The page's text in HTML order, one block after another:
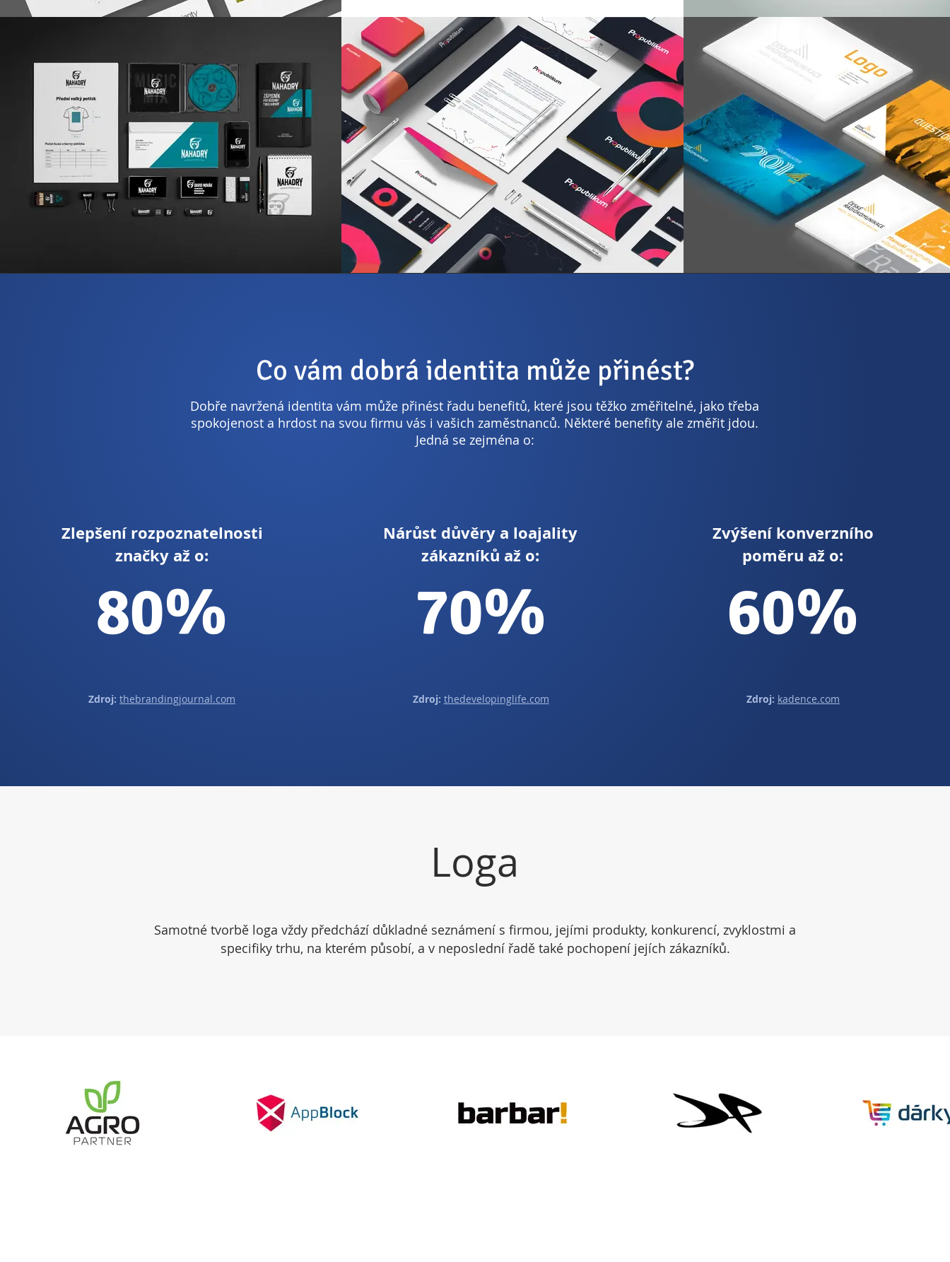
Co vám dobrá identita může přinést?
Dobře navržená identita vám může přinést řadu benefitů, které jsou těžko změřitelné, jako třeba
spokojenost a hrdost na svou firmu vás i vašich zaměstnanců. Některé benefity ale změřit jdou.
Jedná se zejména o:
Zlepšení rozpoznatelnosti
značky až o:
80%
Zdroj:thebrandingjournal.com
Nárůst důvěry a loajality
zákazníků až o:
70%
Zdroj: thedevelopinglife.com
Zvýšení konverzního
poměru až o:
60%
Zdroj: kadence.com
Loga
Samotné tvorbě loga vždy předchází důkladné seznámení s firmou, jejími produkty, konkurencí, zvyklostmi a
specifiky trhu, na kterém působí, a v neposlední řadě také pochopení jejích zákazníků.